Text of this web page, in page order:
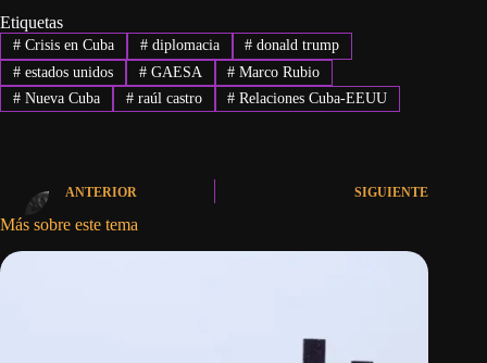
Etiquetas
#Crisis en Cuba #diplomacia # donald trump
#estados unidos #GAESA # Marco Rubio
#Nueva Cuba #raúl castro # Relaciones Cuba-EEUU
ANTERIOR SIGUIENTE
Más sobre este tema